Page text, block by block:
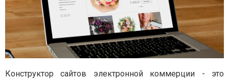
Конструктор сайтов электронной коммерции - это